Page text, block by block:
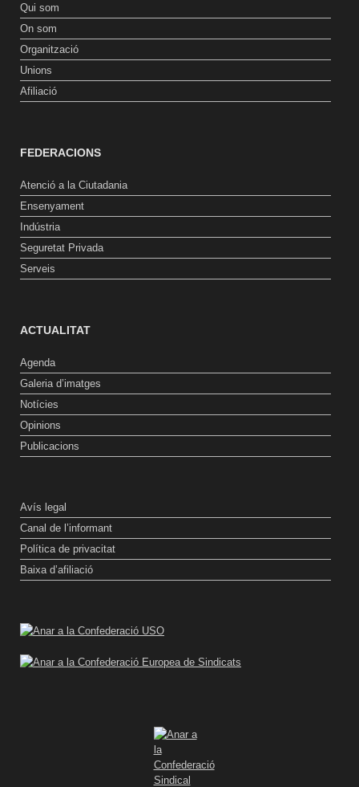
Qui som
On som
Organització
Unions
Afiliació
FEDERACIONS
Atenció a la Ciutadania
Ensenyament
Indústria
Seguretat Privada
Serveis
ACTUALITAT
Agenda
Galeria d’imatges
Notícies
Opinions
Publicacions
Avís legal
Canal de l’informant
Política de privacitat
Baixa d’afiliació